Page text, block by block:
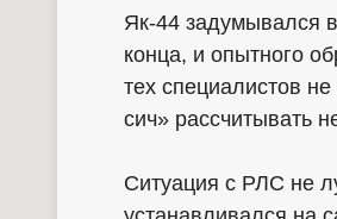
Як-44 задумывался
конца, и опытного
тех специалистов
сич» рассчитывать
Ситуация с РЛС не